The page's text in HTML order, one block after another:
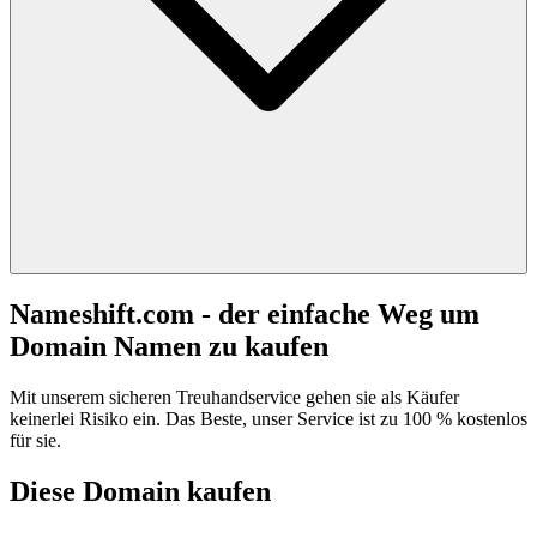
Nameshift.com - der einfache Weg um
Domain Namen zu kaufen
Mit unserem sicheren Treuhandservice gehen sie als Käufer
keinerlei Risiko ein. Das Beste, unser Service ist zu 100 % kostenlos
für sie.
Diese Domain kaufen